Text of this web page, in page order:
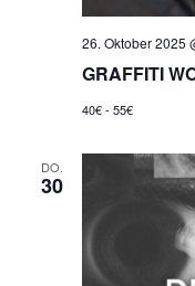
GRAFFITI
26. Oktober 2025
40€ - 55€
DO.
30